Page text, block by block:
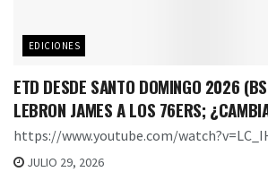
EDICIONES
ETD DESDE SANTO DOMINGO 2026
LEBRON JAMES A LOS 76ERS;
https://www.youtube.com/
JULIO 29, 2026